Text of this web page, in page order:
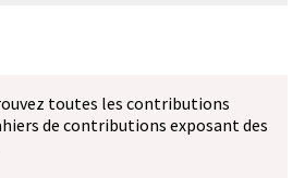
toutes les contributions
de contributions exposant des